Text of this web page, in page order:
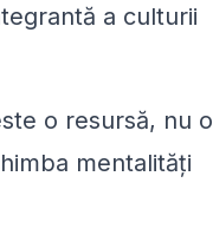
a culturii
o resursă, nu o
mentalități